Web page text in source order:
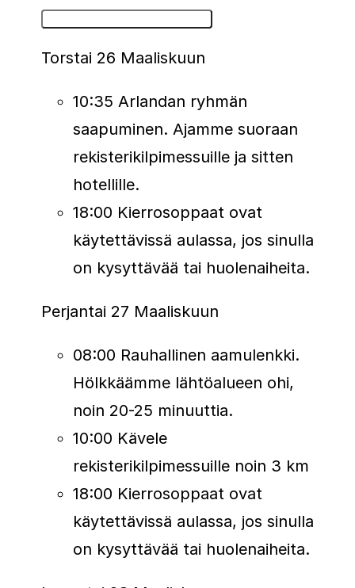
Prahan ikonisia siltoja ja juokset läpi
energiaa, musiikkia ja juoksupäivän iloa.
Tämä on reitti, joka on tehty sekä
henkilökohtaisia ennätyksiä että
puhdasta juoksun nautiskelua varten.
Prahan puolimaraton on täydellinen
yhdistelmä kulttuuria, vauhtia ja
kaupungin sykettä, eikä se ole vain
juoksu – se on täydellinen
viikonloppuelämys. Jahtasitpa uutta
juoksusta yhdessä Euroopan
inspiroivimmista puolimaratoneista,
Praha tarjoaa muistoja, jotka säilyvät
pitkään maaliviivan jälkeen.
Torstai 26 Maaliskuun
10:35 Arlandan ryhmän
saapuminen. Ajamme suoraan
rekisterikilpimessuille ja sitten
hotellille.
18:00 Kierrosoppaat ovat
käytettävissä aulassa, jos sinulla
on kysyttävää tai huolenaiheita.
Perjantai 27 Maaliskuun
08:00 Rauhallinen aamulenkki.
Hölkkäämme lähtöalueen ohi,
noin 20-25 minuuttia.
10:00 Kävele
rekisterikilpimessuille noin 3 km
18:00 Kierrosoppaat ovat
käytettävissä aulassa, jos sinulla
on kysyttävää tai huolenaiheita.